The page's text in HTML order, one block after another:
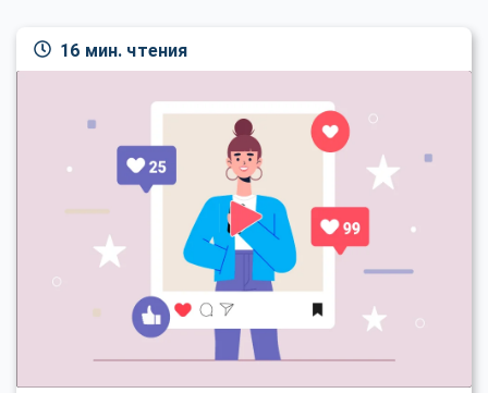
16 мин. чтения